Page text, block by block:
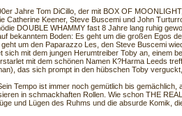
Jahre Tom DiCillo, der mit BOX OF
Catherine Keener, Steve Buscemi und John
DOUBLE WHAMMY fast 8 Jahre lang ruhig
bekanntem Boden: Es geht um die großen Egos
um den Paparazzo Les, den Steve Buscemi
sich mit dem jungen Herumtreiber Toby an, einem
mit dem schönen Namen K?Harma Leeds
das sich prompt in den hübschen Toby
Tempo ist immer noch gemütlich bis
in schmackhaften Rollen. Wie schon THE
und Lügen des Ruhms und die absurde Komik,